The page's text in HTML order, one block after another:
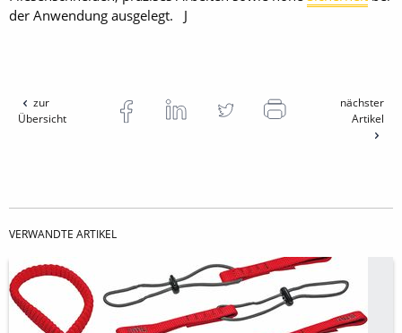
der Anwendung ausgelegt. J
zur
Übersicht
nächster
Artikel
VERWANDTE ARTIKEL